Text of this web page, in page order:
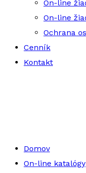
On-line
On-line
Ochrana
Cenník
Kontakt
Domov
On-line katalógy